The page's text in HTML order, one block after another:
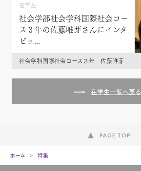
在学生
社会学部社会学科国際社会コー
ス３年の佐藤唯芽さんにインタ
ビュ...
社会学科国際社会コース３年 佐藤唯芽
在学生一覧へ戻る
PAGE TOP
ホーム 特集